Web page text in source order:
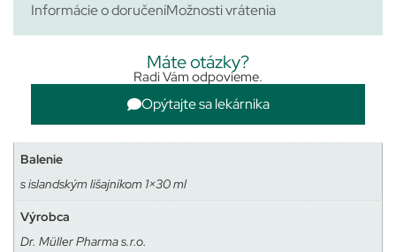
Informácie o doručeníMožnosti vrátenia
Máte otázky?
Radi Vám odpovieme.
Opýtajte sa lekárnika
Balenie
s islandským lišajníkom 1×30 ml
Výrobca
Dr. Müller Pharma s.r.o.